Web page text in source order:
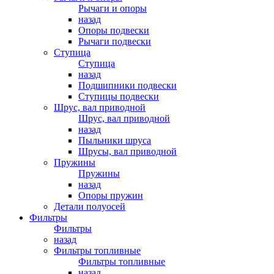
Рычаги и опоры
назад
Опоры подвески
Рычаги подвески
Ступица
Ступица
назад
Подшипники подвески
Ступицы подвески
Шрус, вал приводной
Шрус, вал приводной
назад
Пыльники шруса
Шрусы, вал приводной
Пружины
Пружины
назад
Опоры пружин
Детали полуосей
Фильтры
Фильтры
назад
Фильтры топливные
Фильтры топливные